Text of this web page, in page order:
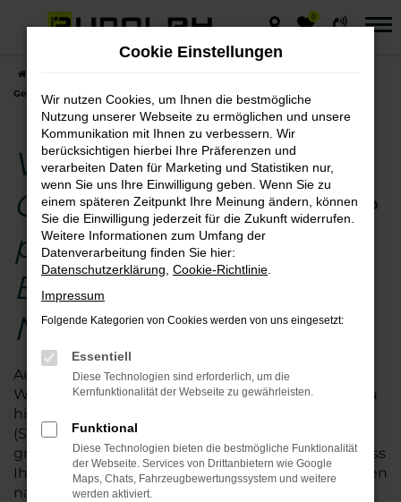
Zum
0
Gebrauchtwagen – die preisgünstige Entscheidung für Naumburg (Saale)
VW ID.3
Gebrauchtwagen – die
preisgünstige
Entscheidung für
Naumburg (Saale)
Augen auf beim VW ID.3 Gebrauchtwagen- Kauf.
Wir vom Autohaus Rudolph schauen für Sie genau
hin und führen vor dem Verkauf nach Naumburg
(Saale) oder an einen anderen Ort einen
gründlichen Check durch. Wir stellen so sicher, dass
Ihr Fahrzeug einwandfrei funktioniert und tauschen
natürlich auch Verschleißteile aus. VW ID.3
Cookie Einstellungen
Wir nutzen Cookies, um Ihnen die bestmögliche
Nutzung unserer Webseite zu ermöglichen und unsere
Kommunikation mit Ihnen zu verbessern. Wir
berücksichtigen hierbei Ihre Präferenzen und
verarbeiten Daten für Marketing und Statistiken nur,
wenn Sie uns Ihre Einwilligung geben. Wenn Sie zu
einem späteren Zeitpunkt Ihre Meinung ändern, können
Sie die Einwilligung jederzeit für die Zukunft widerrufen.
Weitere Informationen zum Umfang der
Datenverarbeitung finden Sie hier:
Datenschutzerklärung Cookie-Richtlinie
Impressum
Folgende Kategorien von Cookies werden von uns eingesetzt:
Essentiell
Diese Technologien sind erforderlich, um die
Kernfunktionalität der Webseite zu gewährleisten.
Funktional
Diese Technologien bieten die bestmögliche Funktionalität
der Webseite. Services von Drittanbietern wie Google
Maps, Chats, Fahrzeugbewertungssystem und weitere
werden aktiviert.